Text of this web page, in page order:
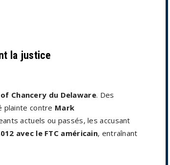
la justice
Chancery du Delaware. Des
plainte contre Mark
actuels ou passés, les accusant
avec le FTC américain, entraînant